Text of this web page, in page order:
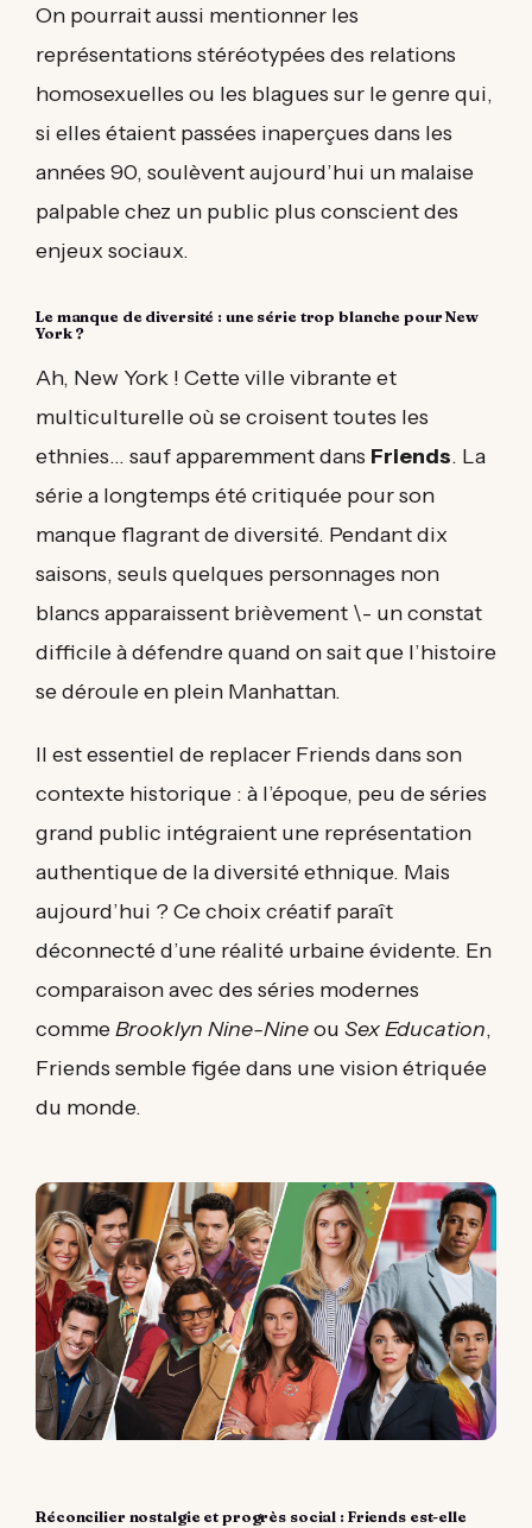
On pourrait aussi mentionner les
représentations stéréotypées des relations
homosexuelles ou les blagues sur le genre qui,
si elles étaient passées inaperçues dans les
années 90, soulèvent aujourd’hui un malaise
palpable chez un public plus conscient des
enjeux sociaux.
Le manque de diversité : une série trop blanche pour New
York ?
Ah, New York ! Cette ville vibrante et
multiculturelle où se croisent toutes les
ethnies... sauf apparemment dans Friends. La
série a longtemps été critiquée pour son
manque flagrant de diversité. Pendant dix
saisons, seuls quelques personnages non
blancs apparaissent brièvement \- un constat
difficile à défendre quand on sait que l’histoire
se déroule en plein Manhattan.
Il est essentiel de replacer Friends dans son
contexte historique : à l’époque, peu de séries
grand public intégraient une représentation
authentique de la diversité ethnique. Mais
aujourd’hui ? Ce choix créatif paraît
déconnecté d’une réalité urbaine évidente. En
comparaison avec des séries modernes
commeBrooklyn Nine-Nineou Sex Education,
Friends semble figée dans une vision étriquée
du monde.
Réconcilier nostalgie et progrès social : Friends est-elle